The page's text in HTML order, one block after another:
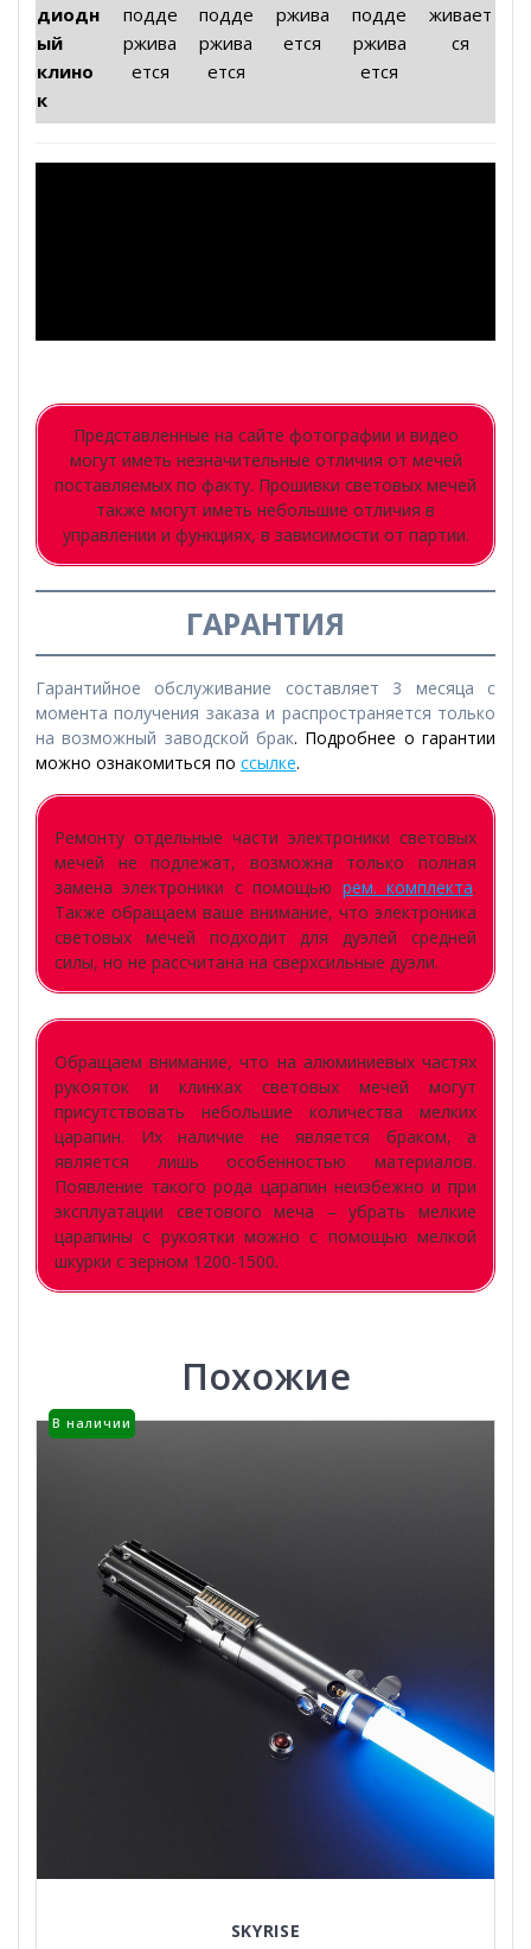
диодн
ый
клино
к
подде
ржива
ется
подде
ржива
ется
ржива
ется
подде
ржива
ется
живает
ся
Представленные на сайте фотографии и видео
могут иметь незначительные отличия от мечей
поставляемых по факту. Прошивки световых мечей
также могут иметь небольшие отличия в
управлении и функциях, в зависимости от партии.
ГАРАНТИЯ
Гарантийное обслуживание составляет 3 месяца с
момента получения заказа и распространяется только
на возможный заводской брак. Подробнее о гарантии
можно ознакомиться по ссылке.
Ремонту отдельные части электроники световых
мечей не подлежат, возможна только полная
замена электроники с помощью рем. комплекта.
Также обращаем ваше внимание, что электроника
световых мечей подходит для дуэлей средней
силы, но не рассчитана на сверхсильные дуэли.
Обращаем внимание, что на алюминиевых частях
рукояток и клинках световых мечей могут
присутствовать небольшие количества мелких
царапин. Их наличие не является браком, а
является лишь особенностью материалов.
Появление такого рода царапин неизбежно и при
эксплуатации светового меча – убрать мелкие
царапины с рукоятки можно с помощью мелкой
шкурки с зерном 1200-1500.
Похожие
В наличии
SKYRISE